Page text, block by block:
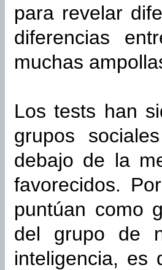
para revelar
diferencias
muchas
Los tests han
grupos
debajo de la
favorecidos.
puntúan como
del grupo de
inteligencia, es